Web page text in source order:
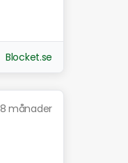
Blocket.se
8 månader